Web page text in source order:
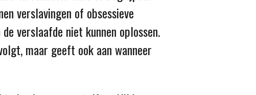
verslavingen of obsessieve
verslaafde niet kunnen oplossen.
maar geeft ook aan wanneer